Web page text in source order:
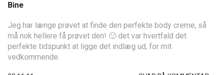
Bine
Jeg har længe prøvet at finde den perfekte body creme, så
må nok hellere få prøvet den! 🙂 det var hvertfald det
perfekte tidspunkt at ligge det indlæg ud, for mit
vedkommende.